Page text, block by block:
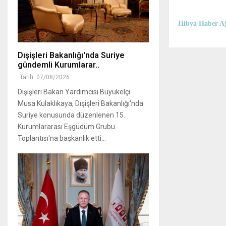
Hibya Haber
Dışişleri Bakanlığı'nda Suriye
gündemli Kurumlarar..
Tarih: 07/08/2026
Dışişleri Bakan Yardımcısı Büyükelçi
Musa Kulaklıkaya, Dışişleri Bakanlığı'nda
Suriye konusunda düzenlenen 15.
Kurumlararası Eşgüdüm Grubu
Toplantısı'na başkanlık etti...